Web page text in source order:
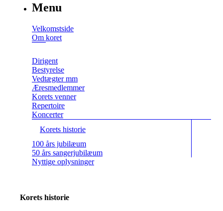
Menu
Velkomstside
Om koret
Dirigent
Bestyrelse
Vedtægter mm
Æresmedlemmer
Korets venner
Repertoire
Koncerter
Korets historie
100 års jubilæum
50 års sangerjubilæum
Nyttige oplysninger
Korets historie